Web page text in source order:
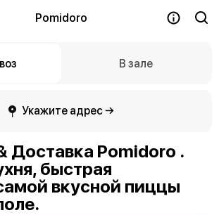
Pomidoro
В зале
Укажите адрес →
Доставка Pomidoro .
быстрая
вкусной пиццы